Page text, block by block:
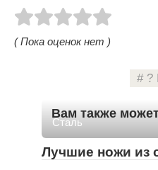
( Пока оценок нет )
?
Вам также
Сталь
Лучшие ножи из